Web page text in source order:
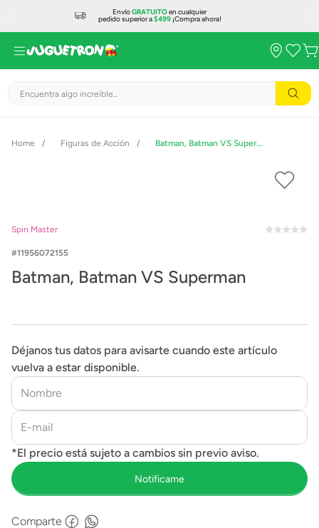
EnvíoGRATUITOen cualquier
pedido superior a$499¡Compra ahora!
Encuentra algo increíble...
Figuras de Acción Batman, Batman VS Superman
Spin Master
11956072155
Batman, Batman VS Superman
Déjanos tus datos para avisarte cuando este artículo
vuelva a estar disponible.
Comparte